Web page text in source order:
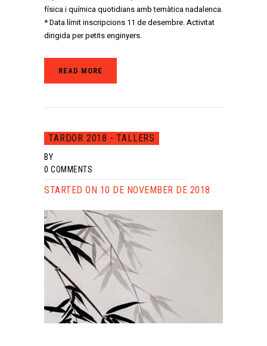
física i química quotidians amb temàtica nadalenca.
* Data límit inscripcions 11 de desembre. Activitat
dirigida per petits enginyers.
READ MORE
TARDOR 2018 - TALLERS
BY
0 COMMENTS
STARTED ON 10 DE NOVEMBER DE 2018